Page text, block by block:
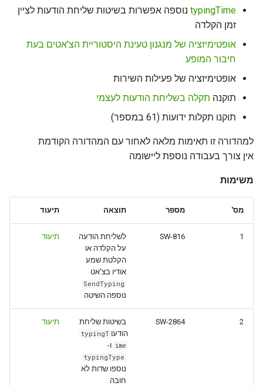
c
h
typingTime נוספה אפשרות בשיטות שליחת הודעות לציין
זמן הקלדה
אופטימיזציה של מנגנון טעינת היסטוריית הצ'אטים בעת
חיבור המופע
אופטימיזציה של פעילות השירות
תוקנה תקלה בשליחת הודעות לעצמי
תוקנו תקלות ידועות (61 במספר)
למהדורה זו תאימות מלאה לאחור עם המהדורה הקודמת
אין צורך בעבודה נוספת ליישומה
משימות
מס' מספר תוצאה תיעוד
1
SW-816
לשליחת הודעה
על הקלדה או
הקלטת שמע
אודיו בצ'אט
SendTyping
נוספה השיטה
תיעוד
2
SW-2864
בשיטות שליחת
הודעו typingT
ime ו-
typingType
נוספו שדות לא
חובה
תיעוד